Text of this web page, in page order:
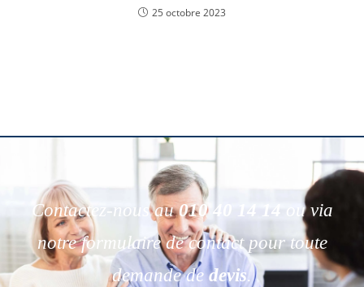
25 octobre 2023
Contactez-nous au010 40 14 14
ou via
notre formulaire de contact pour toute
demande de devis.